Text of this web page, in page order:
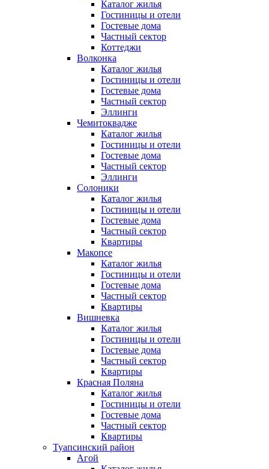
Каталог жилья
Гостиницы и отели
Гостевые дома
Частный сектор
Коттеджи
Волконка
Каталог жилья
Гостиницы и отели
Гостевые дома
Частный сектор
Эллинги
Чемитоквадже
Каталог жилья
Гостиницы и отели
Гостевые дома
Частный сектор
Эллинги
Солоники
Каталог жилья
Гостиницы и отели
Гостевые дома
Частный сектор
Квартиры
Макопсе
Каталог жилья
Гостиницы и отели
Гостевые дома
Частный сектор
Квартиры
Вишневка
Каталог жилья
Гостиницы и отели
Гостевые дома
Частный сектор
Квартиры
Красная Поляна
Каталог жилья
Гостиницы и отели
Гостевые дома
Частный сектор
Квартиры
Туапсинский район
Агой